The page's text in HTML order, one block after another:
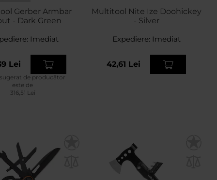
Gerber Armbar
- Dark Green
Imediat
Lei
de producător
este de
316,51 Lei
Multitool Nite Ize Doohickey
- Silver
Expediere: Imediat
42,61 Lei